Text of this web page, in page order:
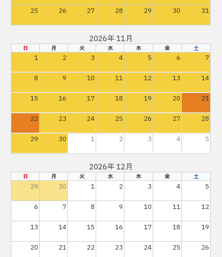
25 26 27 28 29 30 31
2026年 11月
日 月 火 水 木 金 土
1 2 3 4 5 6 7
8 9 10 11 12 13 14
15 16 17 18 19 20 21
22 23 24 25 26 27 28
29 30 1 2 3 4 5
2026年 12月
日 月 火 水 木 金 土
29 30 1 2 3 4 5
6 7 8 9 10 11 12
13 14 15 16 17 18 19
20 21 22 23 24 25 26